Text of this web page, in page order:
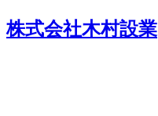
株式会社木村設業